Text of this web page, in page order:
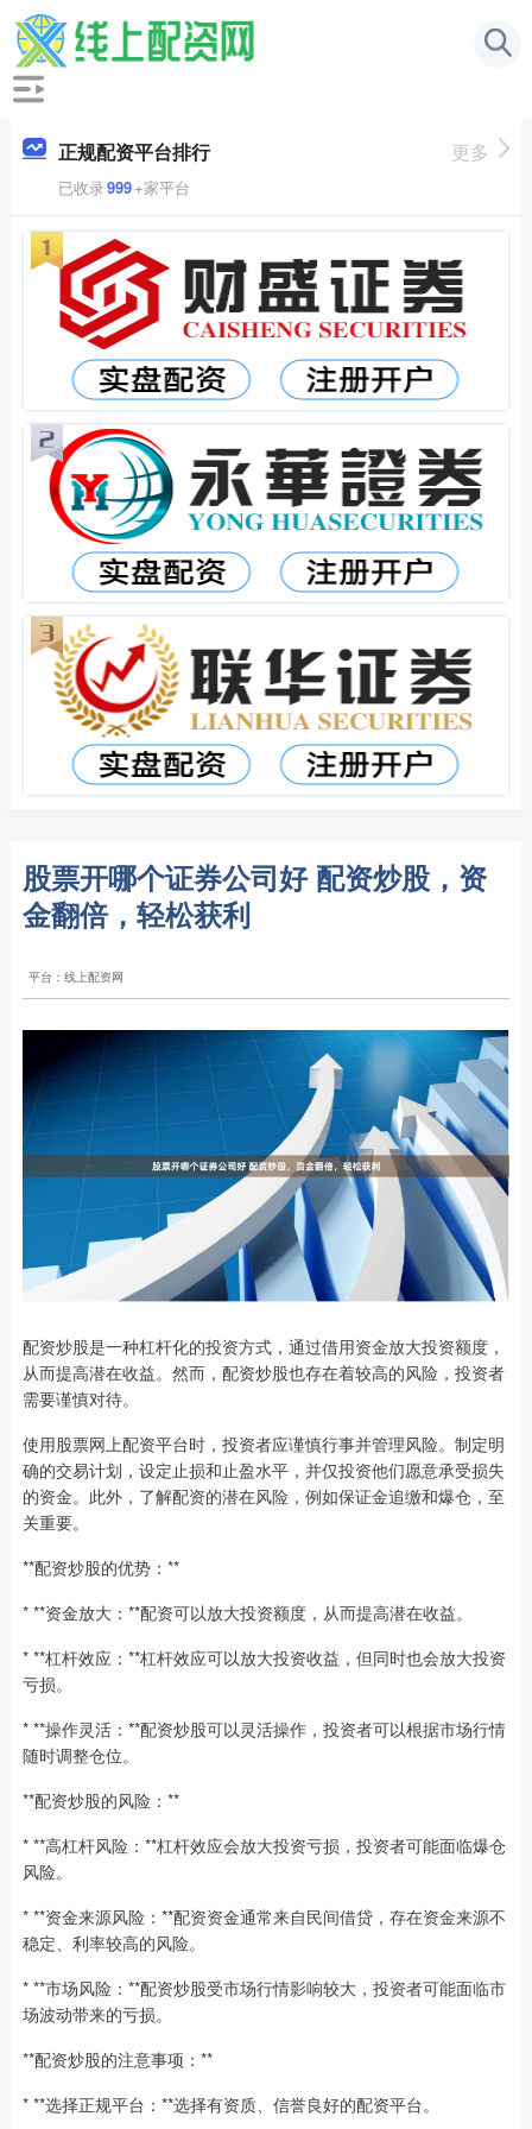
正规配资平台排行
已收录999+家平台
更多
股票开哪个证券公司好 配资炒股，资
金翻倍，轻松获利
平台：线上配资网
配资炒股是一种杠杆化的投资方式，通过借用资金放大投资额度，
从而提高潜在收益。然而，配资炒股也存在着较高的风险，投资者
需要谨慎对待。
使用股票网上配资平台时，投资者应谨慎行事并管理风险。制定明
确的交易计划，设定止损和止盈水平，并仅投资他们愿意承受损失
的资金。此外，了解配资的潜在风险，例如保证金追缴和爆仓，至
关重要。
**配资炒股的优势：**
* **资金放大：**配资可以放大投资额度，从而提高潜在收益。
* **杠杆效应：**杠杆效应可以放大投资收益，但同时也会放大投资
亏损。
* **操作灵活：**配资炒股可以灵活操作，投资者可以根据市场行情
随时调整仓位。
**配资炒股的风险：**
* **高杠杆风险：**杠杆效应会放大投资亏损，投资者可能面临爆仓
风险。
* **资金来源风险：**配资资金通常来自民间借贷，存在资金来源不
稳定、利率较高的风险。
* **市场风险：**配资炒股受市场行情影响较大，投资者可能面临市
场波动带来的亏损。
**配资炒股的注意事项：**
* **选择正规平台：**选择有资质、信誉良好的配资平台。